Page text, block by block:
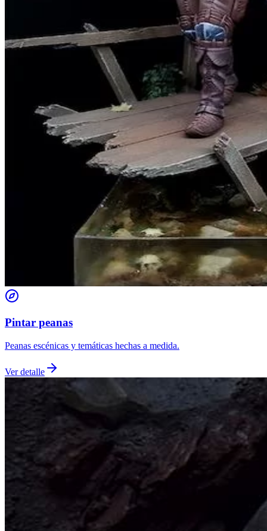
Pintar peanas
Peanas escénicas y temáticas hechas a medida.
Ver detalle